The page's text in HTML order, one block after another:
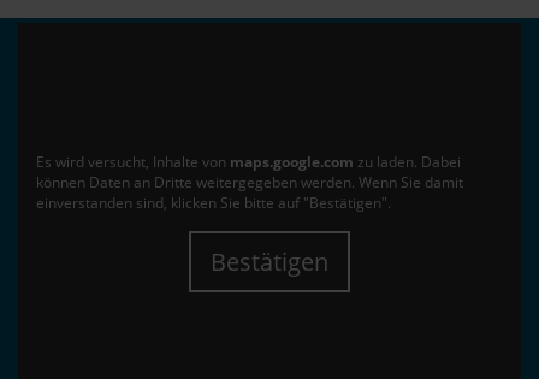
Es wird versucht, Inhalte von maps.google.com zu laden. Dabei
können Daten an Dritte weitergegeben werden. Wenn Sie damit
einverstanden sind, klicken Sie bitte auf "Bestätigen".
Bestätigen